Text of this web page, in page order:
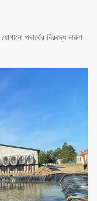
পদার্থের বিরুদ্ধে দারুণ